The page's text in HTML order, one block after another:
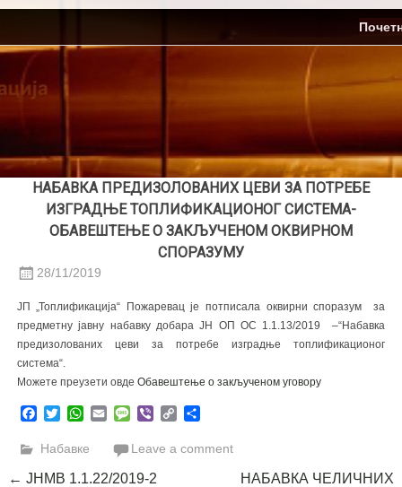
Skip
content
НАБАВКА ПРЕДИЗОЛОВАНИХ ЦЕВИ ЗА ПОТРЕБЕ
ИЗГРАДЊЕ ТОПЛИФИКАЦИОНОГ СИСТЕМА-
ОБАВЕШТЕЊЕ О ЗАКЉУЧЕНОМ ОКВИРНОМ
СПОРАЗУМУ
28/11/2019
ЈП „Топлификација“ Пожаревац је потписала оквирни споразум за
предметну јавну набавку добара ЈН ОП ОС 1.1.13/2019 –“Набавка
предизолованих цеви за потребе изградње топлификационог
система“.
Можете преузети овде Обавештење о закљученом уговору
Facebook
TwitterWhatsApp
EmailMessage
ViberCopy
Набавке Leave a comment
← ЈНМВ 1.1.22/2019-2
НАБАВКА ЧЕЛИЧНИХ